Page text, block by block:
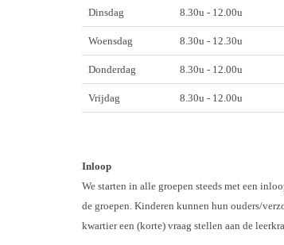
Dinsdag 8.30u - 12.00u
Woensdag 8.30u - 12.30u
Donderdag 8.30u - 12.00u
Vrijdag 8.30u - 12.00u
Inloop
We starten in alle groepen steeds met een
de groepen. Kinderen kunnen hun ouders/
kwartier een (korte) vraag stellen aan de